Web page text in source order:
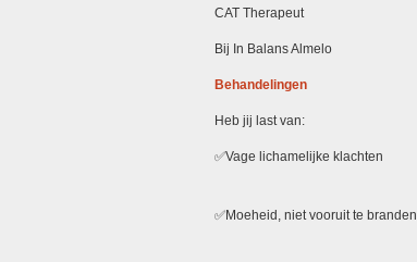
CAT Therapeut
Bij In Balans Almelo
Behandelingen
Heb jij last van:
✅Vage lichamelijke klachten
✅Moeheid, niet vooruit te branden